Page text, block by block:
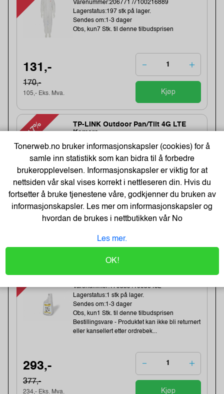
Varenummer:206771 /7100216889
Lagerstatus:197 stk på lager.
Sendes om:1-3 dager
Obs, kun7 Stk. til denne tilbudsprisen
131,-
170,-
105,- Eks. Mva. Kjøp
-17%
TP-LINK Outdoor Pan/Tilt 4G LTE
Kamera
Varenummer:320627 /Tapo C501GW
Lagerstatus:64 stk på lager.
Obs, kun1 Stk. til denne tilbudsprisen
1 274,-
1542,-
-22%
Påfyllflaske Ecolab Kitchenpro Duo
Varenummer:179339 /10036432
Lagerstatus:1 stk på lager.
Sendes om:1-3 dager
Obs, kun1 Stk. til denne tilbudsprisen
Bestillingsvare - Produktet kan ikke bli returnert
eller kansellert etter ordrebek...
293,-
377,-
234,- Eks. Mva. Kjøp
Tonerweb.no bruker informasjonskapsler (cookies) for å
samle inn statistikk som kan bidra til å forbedre
brukeropplevelsen. Informasjonskapsler er viktig for at
nettsiden vår skal vises korrekt i nettleseren din. Hvis du
fortsetter å bruke tjenestene våre, godkjenner du bruken av
informasjonskapsler. Les mer om informasjonskapsler og
hvordan de brukes i nettbutikken vårNo
Les mer.
OK!